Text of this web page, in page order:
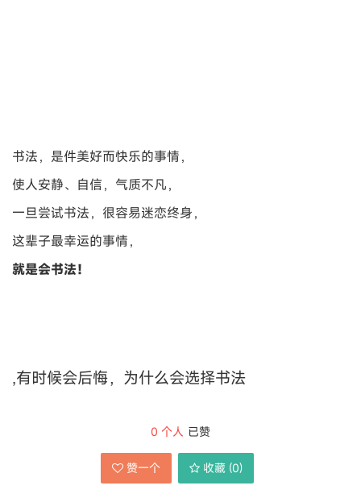
书法，是件美好而快乐的事情，
使人安静、自信，气质不凡，
一旦尝试书法，很容易迷恋终身，
这辈子最幸运的事情，
就是会书法！
,有时候会后悔，为什么会选择书法
0 个人 已赞
赞一个 收藏 (0)